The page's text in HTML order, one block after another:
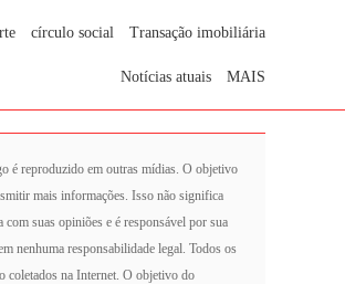
círculo social Transação imobiliária
Notícias atuais MAIS
é reproduzido em outras mídias. O objetivo
mais informações. Isso não significa
com suas opiniões e é responsável por sua
nenhuma responsabilidade legal. Todos os
coletados na Internet. O objetivo do